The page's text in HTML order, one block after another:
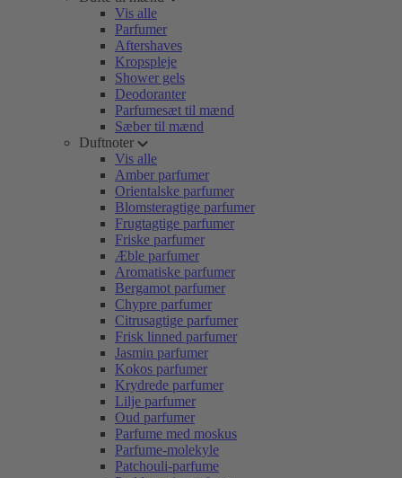
Vis alle
Parfumer
Aftershaves
Kropspleje
Shower gels
Deodoranter
Parfumesæt til mænd
Sæber til mænd
Duftnoter
Vis alle
Amber parfumer
Orientalske parfumer
Blomsteragtige parfumer
Frugtagtige parfumer
Friske parfumer
Æble parfumer
Aromatiske parfumer
Bergamot parfumer
Chypre parfumer
Citrusagtige parfumer
Frisk linned parfumer
Jasmin parfumer
Kokos parfumer
Krydrede parfumer
Lilje parfumer
Oud parfumer
Parfume med moskus
Parfume-molekyle
Patchouli-parfume